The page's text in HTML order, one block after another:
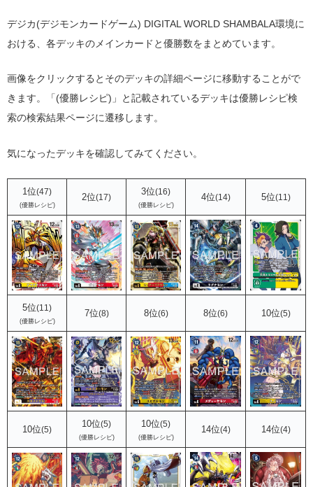
デジカ(デジモンカードゲーム) DIGITAL WORLD SHAMBALA環境に
おける、各デッキのメインカードと優勝数をまとめています。
画像をクリックするとそのデッキの詳細ページに移動することがで
きます。「(優勝レシピ)」と記載されているデッキは優勝レシピ検
索の検索結果ページに遷移します。
気になったデッキを確認してみてください。
1位(47)
(優勝レシピ)
2位(17)
3位(16)
(優勝レシピ)
4位(14) 5位(11)
5位(11)
(優勝レシピ)
7位(8) 8位(6) 8位(6) 10位(5)
10位(5)
10位(5)
(優勝レシピ)
10位(5)
(優勝レシピ)
14位(4) 14位(4)